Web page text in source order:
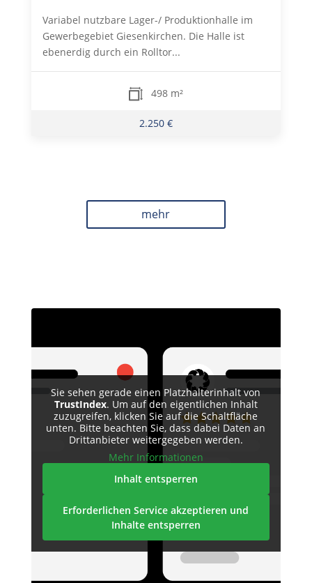
Variabel nutzbare Lager-/ Produktionhalle im
Gewerbegebiet Giesenkirchen. Die Halle ist
ebenerdig durch ein Rolltor...
498 m²
2.250 €
mehr
Sie sehen gerade einen Platzhalterinhalt von
TrustIndex. Um auf den eigentlichen Inhalt
zuzugreifen, klicken Sie auf die Schaltfläche
unten. Bitte beachten Sie, dass dabei Daten an
Drittanbieter weitergegeben werden.
Mehr Informationen
Inhalt entsperren
Erforderlichen Service akzeptieren und
Inhalte entsperren